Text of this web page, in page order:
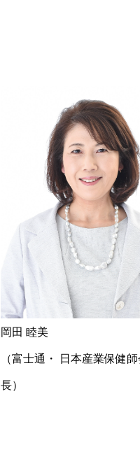
岡田 睦美
（富士通・ 日本産業保健
長）